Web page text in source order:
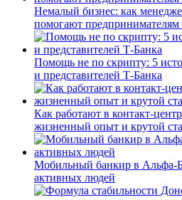
Немалый бизнес: как
помогают предпринимателям
Помощь не по скрипту: 5
и представителей Т-Банка
Как работают в контакт-
жизненный опыт и крутой
Мобильный банкир в Альфа-
активных людей